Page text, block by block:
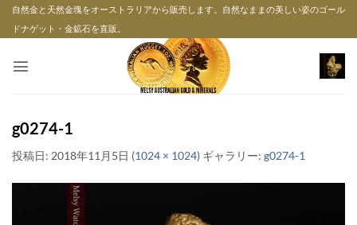
Skip自然金と天然金塊をオーストラリアから販売します。自然なままの美しい姿のゴール
ドナゲット・金鉱石を直販。
g0274-1
投稿日: 2018年11月5日 (1024 × 1024) ギャラリー: g0274-1